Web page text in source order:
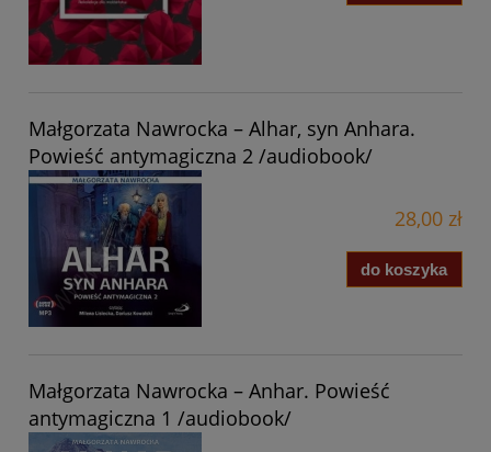
Małgorzata Nawrocka – Alhar, syn Anhara.
Powieść antymagiczna 2 /audiobook/
28,00 zł
do koszyka
Małgorzata Nawrocka – Anhar. Powieść
antymagiczna 1 /audiobook/